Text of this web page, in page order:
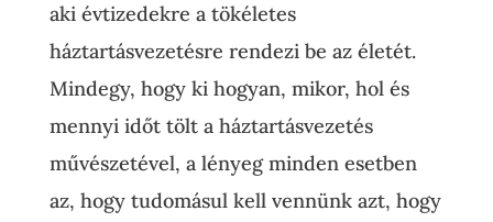
aki évtizedekre a tökéletes
háztartásvezetésre rendezi be az életét.
Mindegy, hogy ki hogyan, mikor, hol és
mennyi időt tölt a háztartásvezetés
művészetével, a lényeg minden esetben
az, hogy tudomásul kell vennünk azt, hogy